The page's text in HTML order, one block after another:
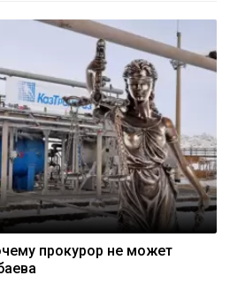
прокурор не может